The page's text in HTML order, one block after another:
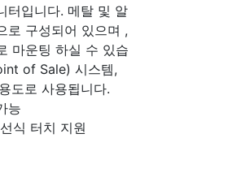
터입니다. 메탈 및 알
로 구성되어 있으며 ,
마운팅 하실 수 있습
of Sale) 시스템,
도로 사용됩니다.
능
식 터치 지원